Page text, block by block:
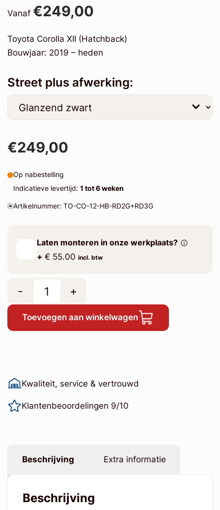
Vanaf €249,00
Toyota Corolla XII (Hatchback)
Bouwjaar: 2019 – heden
Street plus afwerking:
€249,00
Op nabestelling
Indicatieve levertijd: 1 tot 6 weken
Artikelnummer: TO-CO-12-HB-RD2G+RD3G
Laten monteren in onze werkplaats?
+ € 55.00 incl. btw
- +
Toevoegen aan winkelwagen
Kwaliteit, service & vertrouwd
Klantenbeoordelingen 9/10
Beschrijving Extra informatie
Beschrijving